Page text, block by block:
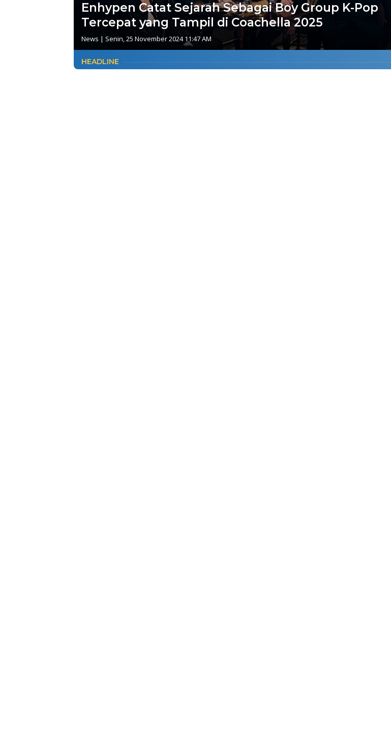
Enhypen Catat Sejarah Sebagai Boy Group K-Pop
Tercepat yang Tampil di Coachella 2025
News | Senin, 25 November 2024 11:47 AM
HEADLINE